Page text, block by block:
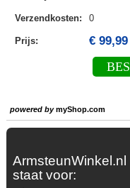
Verzendkosten: 0
Prijs: € 99,99
powered bymyShop.com
ArmsteunWinkel.nl
staat voor: